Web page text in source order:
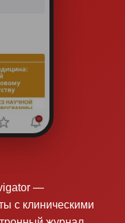
—
с клиническими